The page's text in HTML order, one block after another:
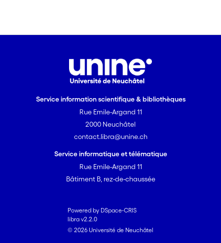
Service information scientifique & bibliothèques
Rue Emile-Argand 11
2000 Neuchâtel
contact.libra@unine.ch
Service informatique et télématique
Rue Emile-Argand 11
Bâtiment B, rez-de-chaussée
Powered by DSpace-CRIS
libra v2.2.0
© 2026 Université de Neuchâtel